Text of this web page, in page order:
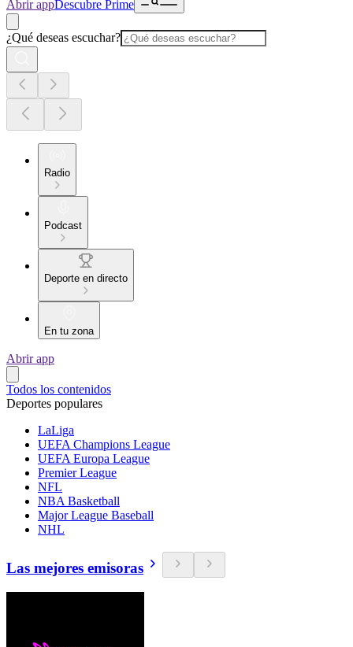
Abrir appDescubre Prime
¿Qué deseas escuchar?
Radio
Podcast
Deporte en directo
En tu zona
Abrir app
Todos los contenidos
Deportes populares
LaLiga
UEFA Champions League
UEFA Europa League
Premier League
NFL
NBA Basketball
Major League Baseball
NHL
Las mejores emisoras